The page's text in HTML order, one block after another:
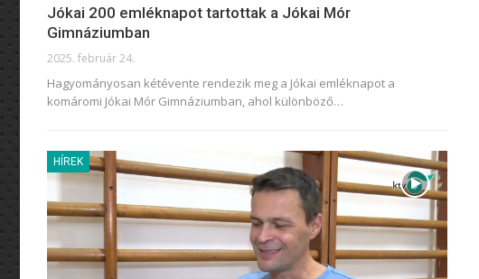
Jókai 200 emléknapot tartottak a Jókai Mór
Gimnáziumban
2025. február 24.
Hagyományosan kétévente rendezik meg a Jókai emléknapot a
komáromi Jókai Mór Gimnáziumban, ahol különböző…
HÍREK